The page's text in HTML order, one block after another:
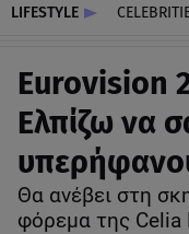
LIFESTYLE
Eurovision
Ελπίζω να
Θα ανέβει στη
φόρεμα της Celia